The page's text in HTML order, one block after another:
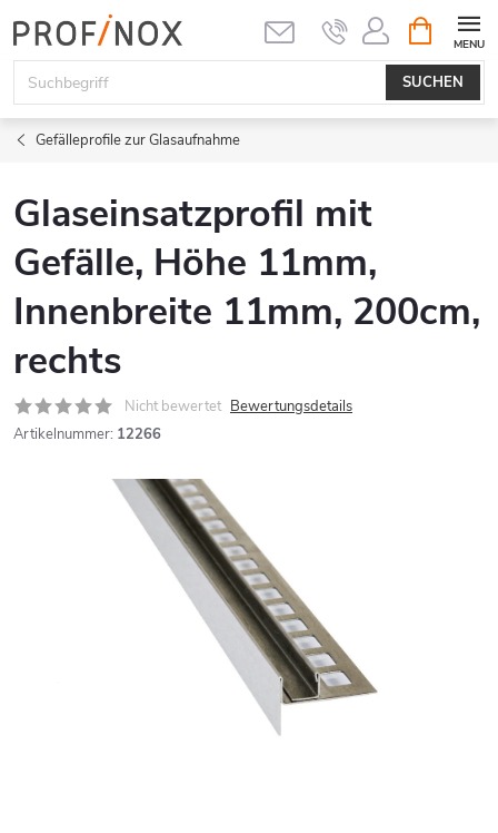
Inhalt
springen
SUCHEN
Gefälleprofile zur Glasaufnahme
Glaseinsatzprofil mit
Gefälle, Höhe 11mm,
Innenbreite 11mm, 200cm,
rechts
Nicht bewertet Bewertungsdetails
Artikelnummer: 12266